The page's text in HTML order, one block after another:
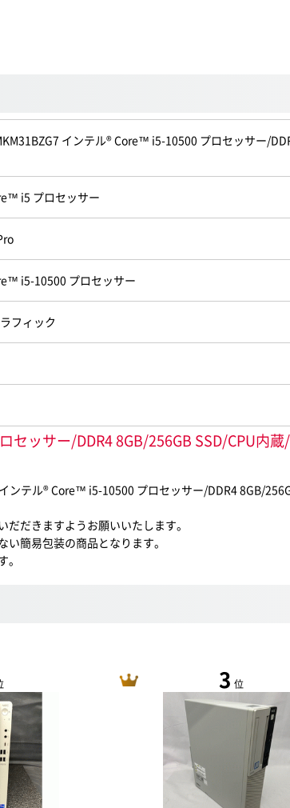
インテル® Core™ i5-10500 プロセッサー/
i5 プロセッサー
i5-10500 プロセッサー
フィック
セッサー/DDR4 8GB/256GB SSD/CPU内
テル® Core™ i5-10500 プロセッサー/DDR4 8GB/
だきますようお願いいたします。
簡易包装の商品となります。
3 位